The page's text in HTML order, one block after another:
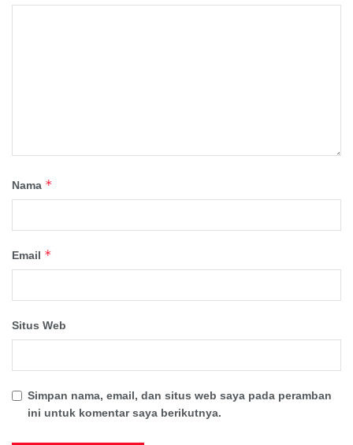
Nama *
Email *
Situs Web
Simpan nama, email, dan situs web saya pada peramban
ini untuk komentar saya berikutnya.